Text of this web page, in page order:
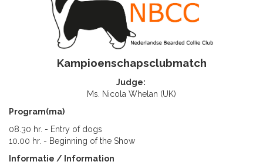
Kampioenschapsclubmatch
Judge:
Ms. Nicola Whelan (UK)
Program(ma)
08.30 hr. - Entry of dogs
10.00 hr. - Beginning of the Show
Informatie / Information